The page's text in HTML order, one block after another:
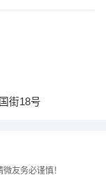
街18号
友务必谨慎！